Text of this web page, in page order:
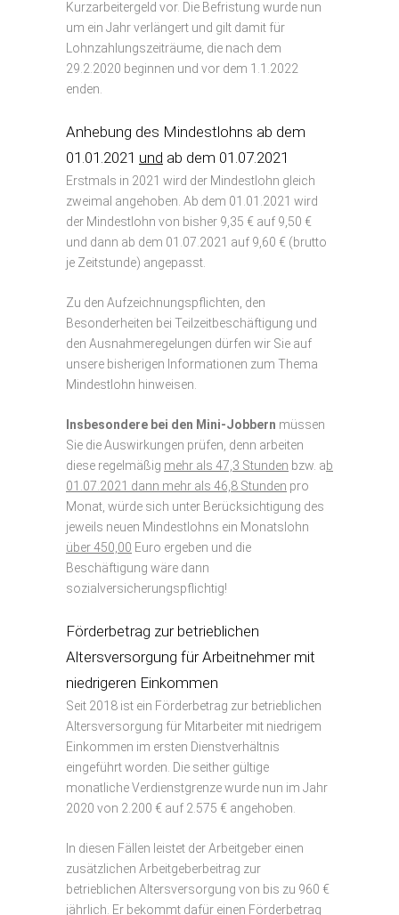
Kurzarbeitergeld vor. Die Befristung wurde nun
um ein Jahr verlängert und gilt damit für
Lohnzahlungszeiträume, die nach dem
29.2.2020 beginnen und vor dem 1.1.2022
enden.
Anhebung des Mindestlohns ab dem
01.01.2021 und ab dem 01.07.2021
Erstmals in 2021 wird der Mindestlohn gleich
zweimal angehoben. Ab dem 01.01.2021 wird
der Mindestlohn von bisher 9,35 € auf 9,50 €
und dann ab dem 01.07.2021 auf 9,60 € (brutto
je Zeitstunde) angepasst.
Zu den Aufzeichnungspflichten, den
Besonderheiten bei Teilzeitbeschäftigung und
den Ausnahmeregelungen dürfen wir Sie auf
unsere bisherigen Informationen zum Thema
Mindestlohn hinweisen.
Insbesondere bei den Mini-Jobbern müssen
Sie die Auswirkungen prüfen, denn arbeiten
diese regelmäßig mehr als 47,3 Stunden bzw. ab
01.07.2021 dann mehr als 46,8 Stunden pro
Monat, würde sich unter Berücksichtigung des
jeweils neuen Mindestlohns ein Monatslohn
über 450,00 Euro ergeben und die
Beschäftigung wäre dann
sozialversicherungspflichtig!
Förderbetrag zur betrieblichen
Altersversorgung für Arbeitnehmer mit
niedrigeren Einkommen
Seit 2018 ist ein Förderbetrag zur betrieblichen
Altersversorgung für Mitarbeiter mit niedrigem
Einkommen im ersten Dienstverhältnis
eingeführt worden. Die seither gültige
monatliche Verdienstgrenze wurde nun im Jahr
2020 von 2.200 € auf 2.575 € angehoben.
In diesen Fällen leistet der Arbeitgeber einen
zusätzlichen Arbeitgeberbeitrag zur
betrieblichen Altersversorgung von bis zu 960 €
jährlich. Er bekommt dafür einen Förderbetrag